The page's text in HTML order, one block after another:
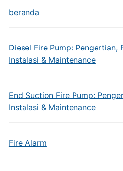
beranda
Diesel Fire Pump: Pengertian,
Instalasi & Maintenance
End Suction Fire Pump:
Instalasi & Maintenance
Fire Alarm